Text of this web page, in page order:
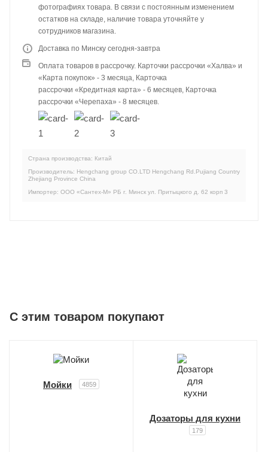
фотографиях товара. В связи с постоянным изменением
остатков на складе, наличие товара уточняйте у
сотрудников магазина.
Доставка по Минску сегодня-завтра
Оплата товаров в рассрочку. Карточки рассрочки «Халва» и
«Карта покупок» - 3 месяца, Карточка
рассрочки «Кредитная карта» - 6 месяцев, Карточка
рассрочки «Черепаха» - 8 месяцев.
Страна производства: Китай
Производитель: Hengchang group CO.LTD Hengchang Rd.Pujiang Country
Zhejiang Province China
Импортер: ООО «Сантех-М» РБ г. Минск ул. Притыцкого д. 62 корп 3
C этим товаром покупают
Мойки 4859
Дозаторы для кухни
179